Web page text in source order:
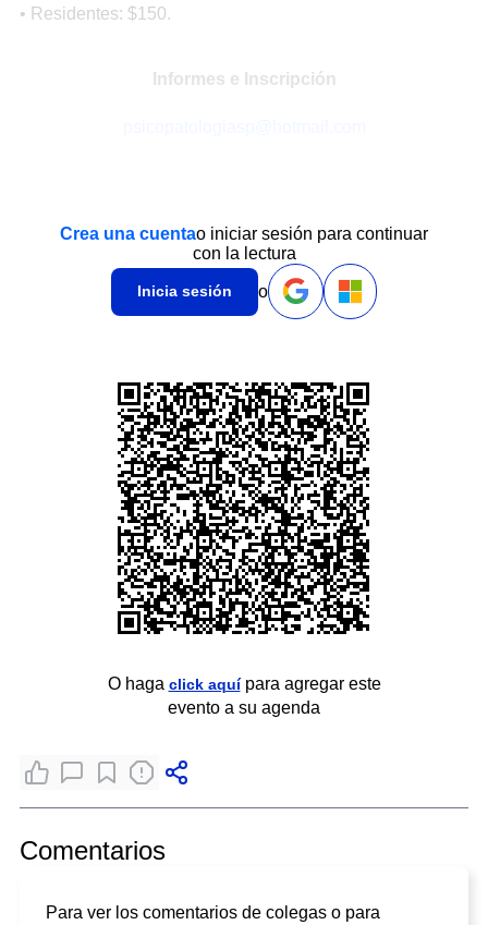
• Residentes: $150.
Informes e Inscripción
Crea una cuentao iniciar sesión para continuar
con la lectura
Inicia sesión o
O haga click aquípara agregar este
evento a su agenda
Comentarios
Para ver los comentarios de colegas o para